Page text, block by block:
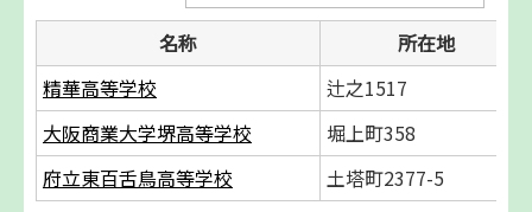
名称
所在地
精華高等学校
辻之1517
大阪商業大学堺高等学校
堀上町358
府立東百舌鳥高等学校
土塔町2377-5